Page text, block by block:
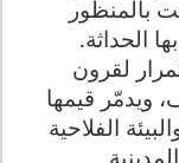
بالمنظور
الحداثة.
لقرون
ويدمّر قيمها
الفلاحية